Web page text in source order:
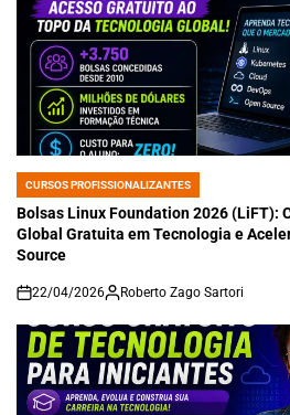
POSTED
IN
CURSOS PROFISSIONALIZANTES
Bolsas Linux Foundation 2026 (LiFT):
Global Gratuita em Tecnologia e
Source
on
22/04/2026 Roberto Zago Sartori